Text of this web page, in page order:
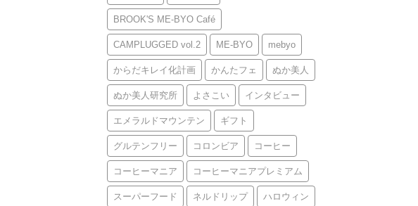
BROOK'S ME-BYO Café
CAMPLUGGED vol.2 ME-BYO mebyo
からだキレイ化計画 かんたフェ ぬか美人
ぬか美人研究所 よさこい インタビュー
エメラルドマウンテン ギフト
グルテンフリー コロンビア コーヒー
コーヒーマニア コーヒーマニアプレミアム
スーパーフード ネルドリップ ハロウィン